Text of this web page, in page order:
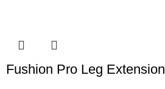
Fushion Pro Leg Extension